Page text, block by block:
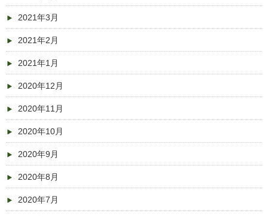
2021年3月
2021年2月
2021年1月
2020年12月
2020年11月
2020年10月
2020年9月
2020年8月
2020年7月